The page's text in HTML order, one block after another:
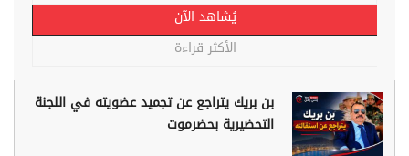
يُشاهد الآن
الأكثر قراءة
بن بريك يتراجع عن تجميد عضويته في اللجنة
التحضيرية بحضرموت